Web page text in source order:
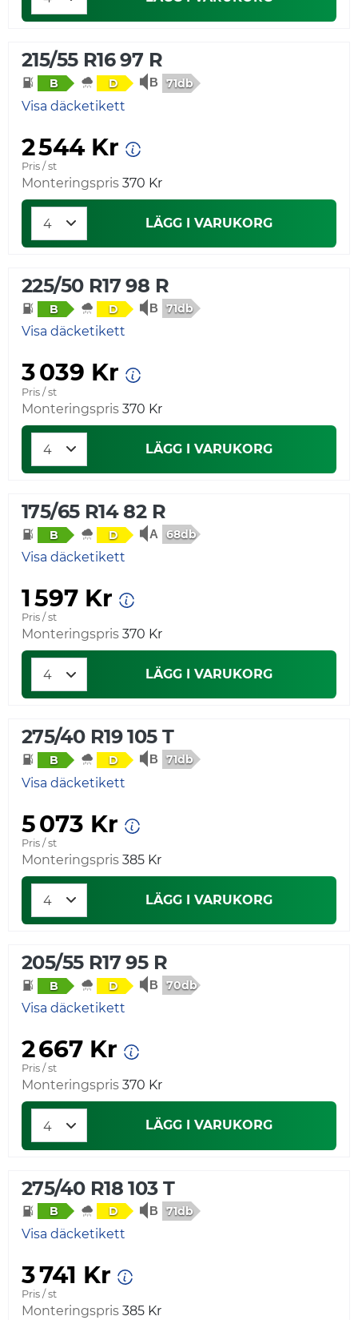
215/55 R16 97 R
B D 71db
Visa däcketikett
2 544 Kr
Pris / st
Monteringspris 370 Kr
LÄGG I VARUKORG
225/50 R17 98 R
B D 71db
Visa däcketikett
3 039 Kr
Pris / st
Monteringspris 370 Kr
LÄGG I VARUKORG
175/65 R14 82 R
B D 68db
Visa däcketikett
1 597 Kr
Pris / st
Monteringspris 370 Kr
LÄGG I VARUKORG
275/40 R19 105 T
B D 71db
Visa däcketikett
5 073 Kr
Pris / st
Monteringspris 385 Kr
LÄGG I VARUKORG
205/55 R17 95 R
B D 70db
Visa däcketikett
2 667 Kr
Pris / st
Monteringspris 370 Kr
LÄGG I VARUKORG
275/40 R18 103 T
B D 71db
Visa däcketikett
3 741 Kr
Pris / st
Monteringspris 385 Kr